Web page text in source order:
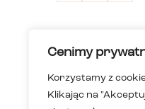
Cenimy
Korzystamy z
Klikając na
Dom Spotkań z
Instytucja